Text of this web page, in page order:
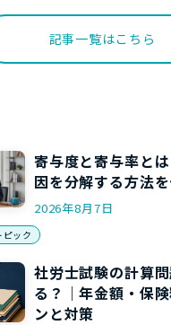
記事一覧はこちら
寄与度と寄与率と
因を分解する方法
2026年8月7日
ック
社労士試験の計算
る？｜年金額・保
ンと対策